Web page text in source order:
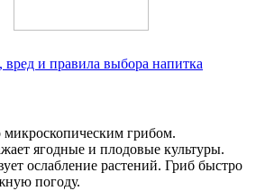
вред и правила выбора напитка
микроскопическим грибом.
ягодные и плодовые культуры.
ослабление растений. Гриб быстро
погоду.